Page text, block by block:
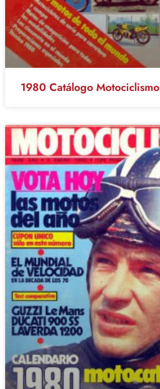
1980 Catálogo Motociclismo